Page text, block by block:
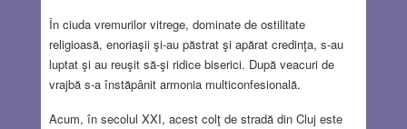
În ciuda vremurilor vitrege, dominate de ostilitate
religioasă, enoriaşii şi-au păstrat şi apărat credinţa, s-au
luptat şi au reuşit să-şi ridice biserici. După veacuri de
vrajbă s-a înstăpânit armonia multiconfesională.
Acum, în secolul XXI, acest colţ de stradă din Cluj este